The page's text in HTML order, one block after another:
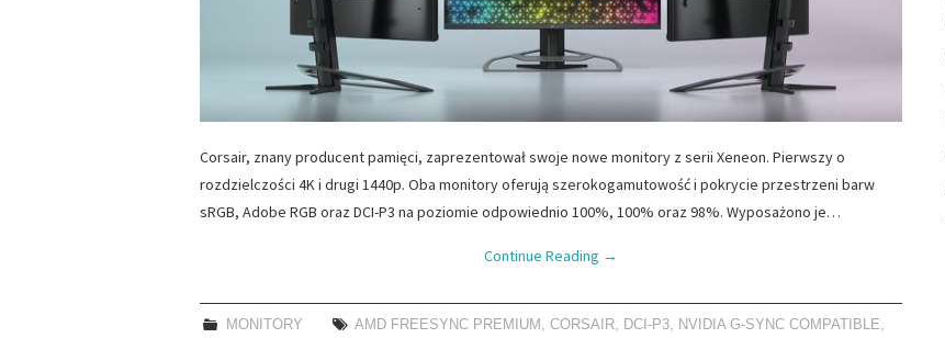
Corsair, znany producent pamięci, zaprezentował swoje nowe monitory z serii Xeneon. Pierwszy o
rozdzielczości 4K i drugi 1440p. Oba monitory oferują szerokogamutowość i pokrycie przestrzeni barw
sRGB, Adobe RGB oraz DCI-P3 na poziomie odpowiednio 100%, 100% oraz 98%. Wyposażono je…
Continue Reading →
MONITORY AMD FREESYNC PREMIUM ,CORSAIR DCI-P3 NVIDIA G-SYNC COMPATIBLE